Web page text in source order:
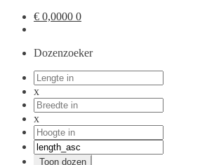
€ 0,0000 0
Dozenzoeker
x
x